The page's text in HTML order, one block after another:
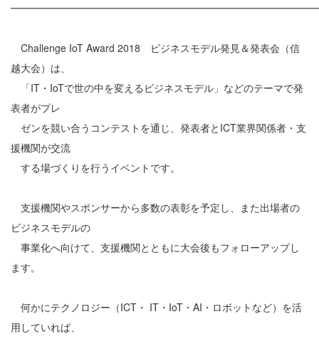
Challenge IoT Award 2018 ビジネスモデル発見＆発表会（信
越大会）は、
「IT・IoTで世の中を変えるビジネスモデル」などのテーマで発
表者がプレ
ゼンを競い合うコンテストを通じ、発表者とICT業界関係者・支
援機関が交流
する場づくりを行うイベントです。
支援機関やスポンサーから多数の表彰を予定し、また出場者の
ビジネスモデルの
事業化へ向けて、支援機関とともに大会後もフォローアップし
ます。
何かにテクノロジー（ICT・ IT・IoT・AI・ロボットなど）を活
用していれば、